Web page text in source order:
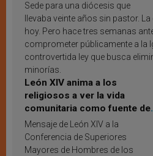
Sede para una diócesis que
llevaba veinte años sin pastor.
hoy. Pero hace tres semanas
comprometer públicamente a la
controvertida ley que busca
minorías.
León XIV anima a los
religiosos a ver la vida
comunitaria como fuente de
inspiración y santificación
Mensaje de León XIV a la
Conferencia de Superiores
Mayores de Hombres de los